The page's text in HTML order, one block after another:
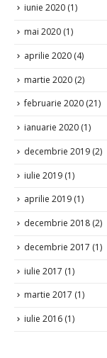
iunie 2020 (1)
mai 2020 (1)
aprilie 2020 (4)
martie 2020 (2)
februarie 2020 (21)
ianuarie 2020 (1)
decembrie 2019 (2)
iulie 2019 (1)
aprilie 2019 (1)
decembrie 2018 (2)
decembrie 2017 (1)
iulie 2017 (1)
martie 2017 (1)
iulie 2016 (1)